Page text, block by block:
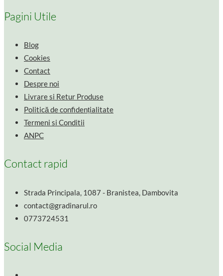
Pagini Utile
Blog
Cookies
Contact
Despre noi
Livrare si Retur Produse
Politică de confidențialitate
Termeni si Conditii
ANPC
Contact rapid
Strada Principala, 1087 - Branistea, Dambovita
contact@gradinarul.ro
0773724531
Social Media